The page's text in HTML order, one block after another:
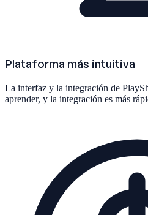
Plataforma más intuitiva
La interfaz y la integración de
aprender, y la integración es más